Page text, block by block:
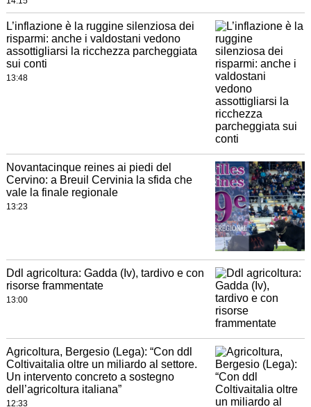
L’inflazione è la ruggine silenziosa dei
risparmi: anche i valdostani vedono
assottigliarsi la ricchezza parcheggiata
sui conti
13:48
Novantacinque reines ai piedi del
Cervino: a Breuil Cervinia la sfida che
vale la finale regionale
13:23
Ddl agricoltura: Gadda (Iv), tardivo e con
risorse frammentate
13:00
Agricoltura, Bergesio (Lega): “Con ddl
Coltivaitalia oltre un miliardo al settore.
Un intervento concreto a sostegno
dell’agricoltura italiana”
12:33